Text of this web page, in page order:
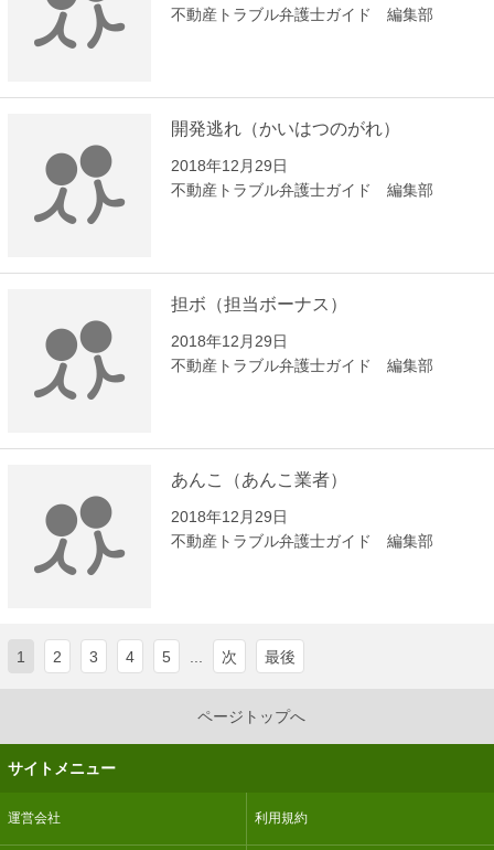
不動産トラブル弁護士ガイド 編集部
開発逃れ（かいはつのがれ）
2018年12月29日
不動産トラブル弁護士ガイド 編集部
担ボ（担当ボーナス）
2018年12月29日
不動産トラブル弁護士ガイド 編集部
あんこ（あんこ業者）
2018年12月29日
不動産トラブル弁護士ガイド 編集部
1 2 3 4 5 次 最後
ページトップへ
サイトメニュー
運営会社 利用規約